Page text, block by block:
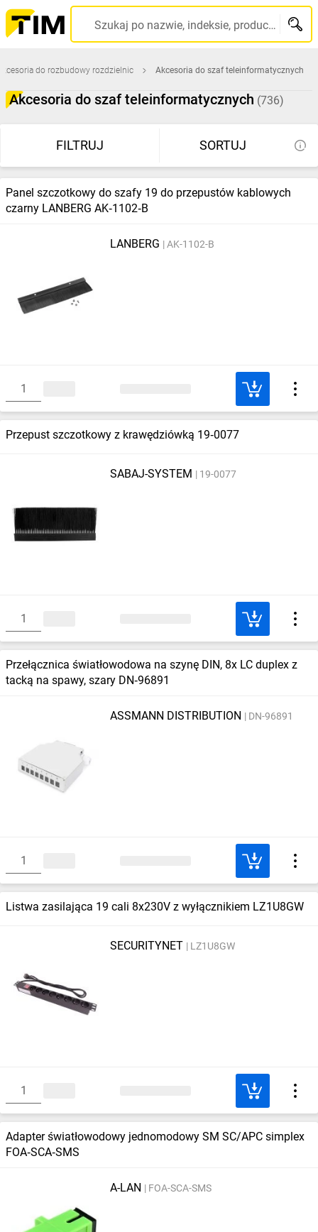
Szukaj po nazwie, indeksie, producencie, kodzie kreskowym...
do rozbudowy rozdzielnic Akcesoria do szaf teleinformatycznych
Akcesoria do szaf teleinformatycznych (736)
FILTRUJ SORTUJ
Panel szczotkowy do szafy 19 do przepustów kablowych
czarny LANBERG AK‑1102‑B
LANBERG AK-1102-B
Przepust szczotkowy z krawędziówką 19‑0077
SABAJ-SYSTEM 19-0077
Przełącznica światłowodowa na szynę DIN, 8x LC duplex z
tacką na spawy, szary DN‑96891
ASSMANN DISTRIBUTION DN-96891
Listwa zasilająca 19 cali 8x230V z wyłącznikiem LZ1U8GW
SECURITYNET LZ1U8GW
Adapter światłowodowy jednomodowy SM SC/APC simplex
FOA‑SCA‑SMS
A-LAN FOA-SCA-SMS